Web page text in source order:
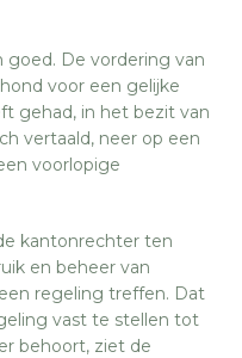
goed. De vordering van
voor een gelijke
gehad, in het bezit van
vertaald, neer op een
voorlopige
kantonrechter ten
en beheer van
regeling treffen. Dat
vast te stellen tot
behoort, ziet de